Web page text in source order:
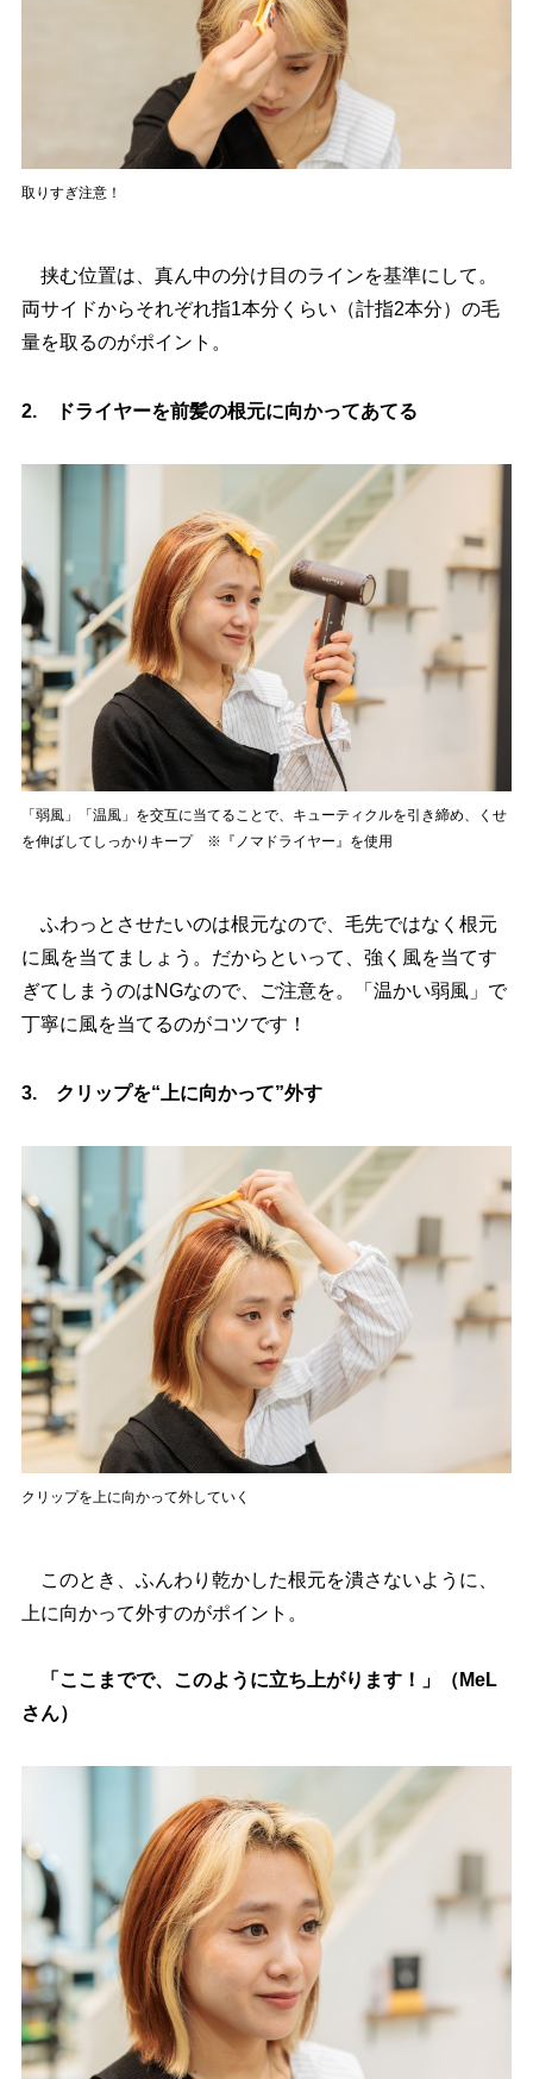
取りすぎ注意！
挟む位置は、真ん中の分け目のラインを基準にして。
両サイドからそれぞれ指1本分くらい（計指2本分）の毛
量を取るのがポイント。
2. ドライヤーを前髪の根元に向かってあてる
「弱風」「温風」を交互に当てることで、キューティクルを引き締め、くせ
を伸ばしてしっかりキープ ※『ノマドライヤー』を使用
ふわっとさせたいのは根元なので、毛先ではなく根元
に風を当てましょう。だからといって、強く風を当てす
ぎてしまうのはNGなので、ご注意を。「温かい弱風」で
丁寧に風を当てるのがコツです！
3. クリップを“上に向かって”外す
クリップを上に向かって外していく
このとき、ふんわり乾かした根元を潰さないように、
上に向かって外すのがポイント。
「ここまでで、このように立ち上がります！」（MeL
さん）